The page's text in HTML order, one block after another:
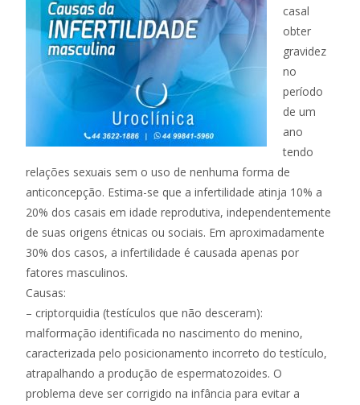
casal
obter
gravidez
no
período
de um
ano
tendo
relações sexuais sem o uso de nenhuma forma de
anticoncepção. Estima-se que a infertilidade atinja 10% a
20% dos casais em idade reprodutiva, independentemente
de suas origens étnicas ou sociais. Em aproximadamente
30% dos casos, a infertilidade é causada apenas por
fatores masculinos.
Causas:
– criptorquidia (testículos que não desceram):
malformação identificada no nascimento do menino,
caracterizada pelo posicionamento incorreto do testículo,
atrapalhando a produção de espermatozoides. O
problema deve ser corrigido na infância para evitar a